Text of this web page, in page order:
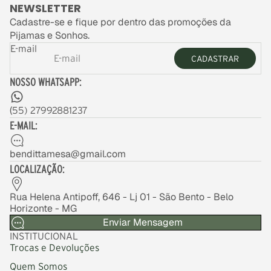
NEWSLETTER
Cadastre-se e fique por dentro das promoções da
Pijamas e Sonhos.
E-mail
CADASTRAR
NOSSO WHATSAPP:
(55) 27992881237
E-MAIL:
bendittamesa@gmail.com
LOCALIZAÇÃO:
Rua Helena Antipoff, 646 - Lj 01 - São Bento - Belo
Horizonte - MG
Enviar Mensagem
INSTITUCIONAL
Trocas e Devoluções
Quem Somos